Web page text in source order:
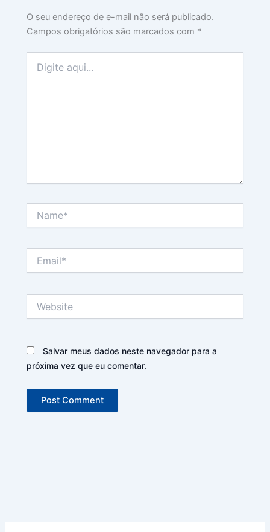
O seu endereço de e-mail não será publicado.
Campos obrigatórios são marcados com *
aqui...
Salvar meus dados neste navegador para a
próxima vez que eu comentar.